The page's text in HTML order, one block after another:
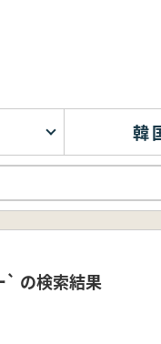
韓
` の検索結果